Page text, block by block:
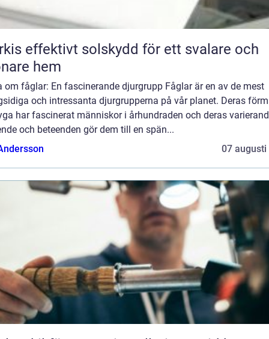
för ett svalare och
hem
om fåglar: En fascinerande djurgrupp Fåglar är en av de mest
och intressanta djurgrupperna på vår planet. Deras
har fascinerat människor i århundraden och deras
och beteenden gör dem till en spän...
07 augusti